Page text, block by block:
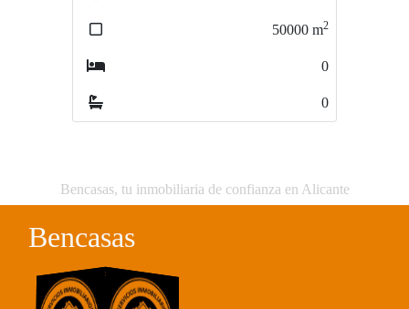
50000 m2
0
0
Bencasas, tu inmobiliaria de confianza en Alicante
Bencasas